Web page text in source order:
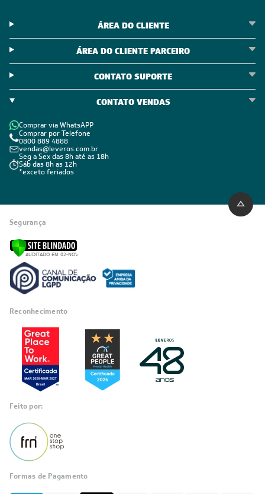
ÁREA DO CLIENTE
ÁREA DO CLIENTE PARCEIRO
CONTATO SUPORTE
CONTATO VENDAS
Comprar via WhatsAPP
Comprar por Telefone
0800 889 4888
vendas@leveros.com.br
Seg a Sex das 8h até as 18h
Sáb das 8h as 12h
*exceto feriados
Segurança
Reconhecimento
Feito por:
Formas de Pagamento